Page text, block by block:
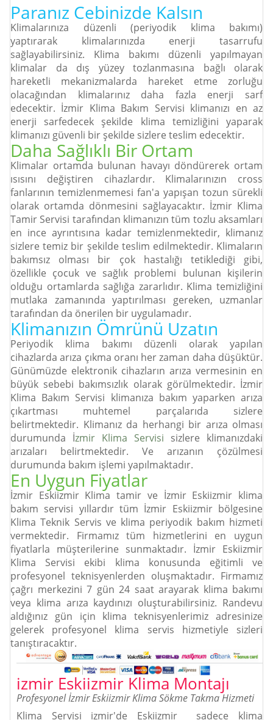
Paranız Cebinizde Kalsın
Klimalarınıza düzenli (periyodik klima bakımı)
yaptırarak klimalarınızda enerji tasarrufu
sağlayabilirsiniz. Klima bakımı düzenli yapılmayan
klimalar da dış yüzey tozlanmasına bağlı olarak
hareketli mekanizmalarda hareket etme zorluğu
olacağından klimalarınız daha fazla enerji sarf
edecektir. İzmir Klima Bakım Servisi klimanızı en az
enerji sarfedecek şekilde klima temizliğini yaparak
klimanızı güvenli bir şekilde sizlere teslim edecektir.
Daha Sağlıklı Bir Ortam
Klimalar ortamda bulunan havayı döndürerek ortam
ısısını değiştiren cihazlardır. Klimalarınızın cross
fanlarının temizlenmemesi fan'a yapışan tozun sürekli
olarak ortamda dönmesini sağlayacaktır. İzmir Klima
Tamir Servisi tarafından klimanızın tüm tozlu aksamları
en ince ayrıntısına kadar temizlenmektedir, klimanız
sizlere temiz bir şekilde teslim edilmektedir. Klimaların
bakımsız olması bir çok hastalığı tetiklediği gibi,
özellikle çocuk ve sağlık problemi bulunan kişilerin
olduğu ortamlarda sağlığa zararlıdır. Klima temizliğini
mutlaka zamanında yaptırılması gereken, uzmanlar
tarafından da önerilen bir uygulamadır.
Klimanızın Ömrünü Uzatın
Periyodik klima bakımı düzenli olarak yapılan
cihazlarda arıza çıkma oranı her zaman daha düşüktür.
Günümüzde elektronik cihazların arıza vermesinin en
büyük sebebi bakımsızlık olarak görülmektedir. İzmir
Klima Bakım Servisi klimanıza bakım yaparken arıza
çıkartması muhtemel parçalarıda sizlere
belirtmektedir. Klimanız da herhangi bir arıza olması
durumunda İzmir Klima Servisi sizlere klimanızdaki
arızaları belirtmektedir. Ve arızanın çözülmesi
durumunda bakım işlemi yapılmaktadır.
En Uygun Fiyatlar
İzmir Eskiizmir Klima tamir ve İzmir Eskiizmir klima
bakım servisi yıllardır tüm İzmir Eskiizmir bölgesine
Klima Teknik Servis ve klima periyodik bakım hizmeti
vermektedir. Firmamız tüm hizmetlerini en uygun
fiyatlarla müşterilerine sunmaktadır. İzmir Eskiizmir
Klima Servisi ekibi klima konusunda eğitimli ve
profesyonel teknisyenlerden oluşmaktadır. Firmamız
çağrı merkezini 7 gün 24 saat arayarak klima bakımı
veya klima arıza kaydınızı oluşturabilirsiniz. Randevu
aldığınız gün için klima teknisyenlerimiz adresinize
gelerek profesyonel klima servis hizmetiyle sizleri
tanıştıracaktır.
izmir Eskiizmir Klima Montajı
Profesyonel İzmir Eskiizmir Klima Sökme Takma Hizmeti
Klima Servisi izmir'de Eskiizmir sadece klima